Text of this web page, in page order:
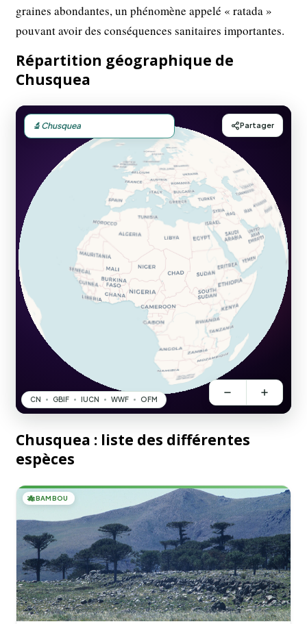
graines abondantes, un phénomène appelé « ratada »
pouvant avoir des conséquences sanitaires importantes.
Répartition géographique de
Chusquea
Chusquea : liste des différentes
espèces
🎋BAMBOU